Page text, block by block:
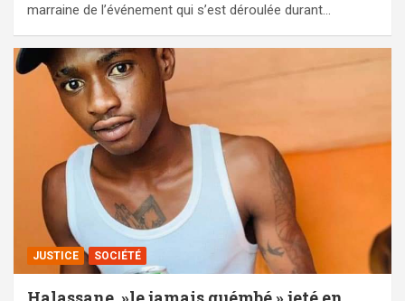
marraine de l’événement qui s’est déroulée durant…
JUSTICE SOCIÉTÉ